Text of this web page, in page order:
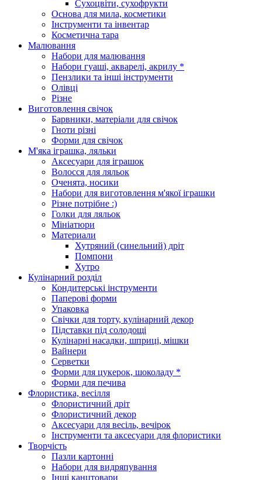
Сухоцвіти, сухофрукти
Основа для мила, косметики
Інструменти та інвентар
Косметична тара
Малювання
Набори для малювання
Набори гуаші, акварелі, акрилу *
Пензлики та інші інструменти
Олівці
Різне
Виготовлення свічок
Барвники, матеріали для свічок
Гноти різні
Форми для свічок
М'яка іграшка, ляльки
Аксесуари для іграшок
Волосся для ляльок
Оченята, носики
Набори для виготовлення м'якої іграшки
Різне потрібне :)
Голки для ляльок
Мініатюри
Материали
Хутряний (синельний) дріт
Помпони
Хутро
Кулінарний розділ
Кондитерські інструменти
Паперові форми
Упаковка
Свічки для торту, кулінарний декор
Підставки під солодощі
Кулінарні насадки, шприці, мішки
Вайнери
Серветки
Форми для цукерок, шоколаду *
Форми для печива
Флористика, весілля
Флористичний дріт
Флористичний декор
Аксесуари для весіль, вечірок
Інструменти та аксесуари для флористики
Творчість
Пазли картонні
Набори для видряпування
Інші канцтовари